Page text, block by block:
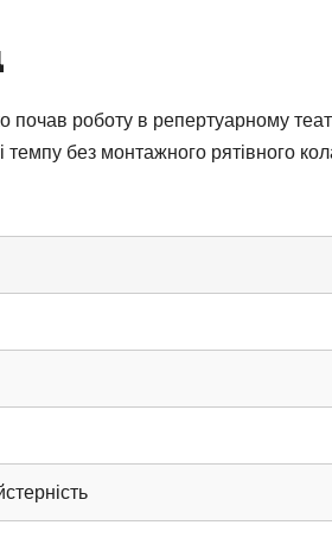
почав роботу в репертуарному
темпу без монтажного рятівного